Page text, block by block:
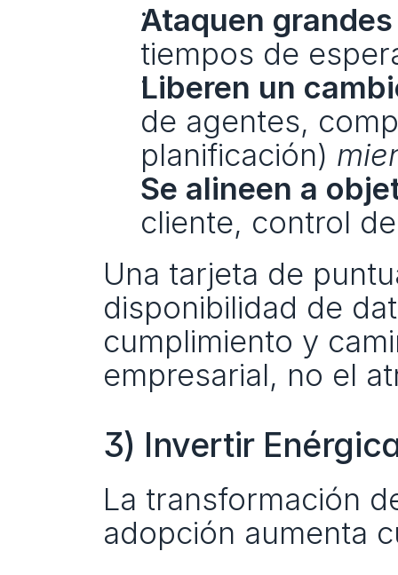
Ataquen
tiempos de
Liberen un
de agentes,
planificación)
Se alineen a
cliente, control
Una tarjeta de
disponibilidad de
cumplimiento y
empresarial, no el
3) Invertir
La transformación
adopción aumenta